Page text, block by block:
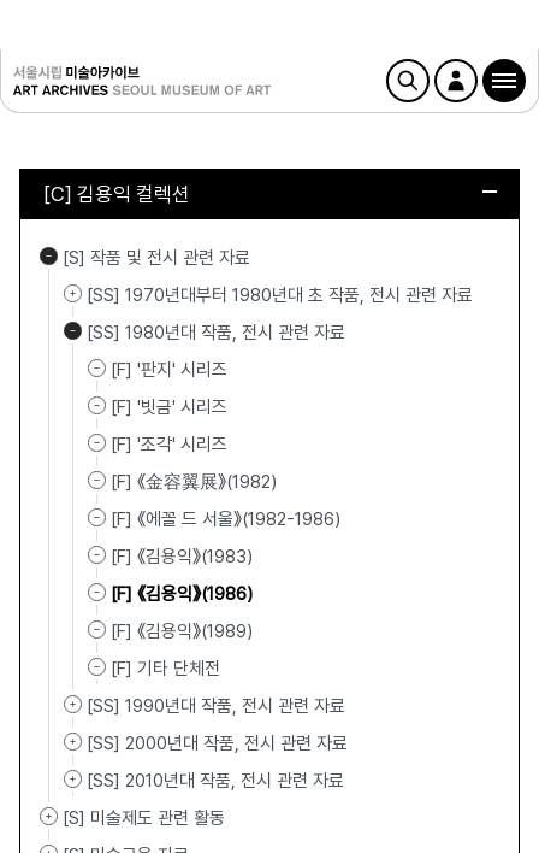
[C] 김용익 컬렉션
[S] 작품 및 전시 관련 자료
[SS] 1970년대부터 1980년대 초 작품, 전시 관련 자료
[SS] 1980년대 작품, 전시 관련 자료
[F] '판지' 시리즈
[F] '빗금' 시리즈
[F] '조각' 시리즈
[F] 《金容翼展》(1982)
[F] 《에꼴 드 서울》(1982-1986)
[F] 《김용익》(1983)
[F] 《김용익》(1986)
[F] 《김용익》(1989)
[F] 기타 단체전
[SS] 1990년대 작품, 전시 관련 자료
[SS] 2000년대 작품, 전시 관련 자료
[SS] 2010년대 작품, 전시 관련 자료
[S] 미술제도 관련 활동